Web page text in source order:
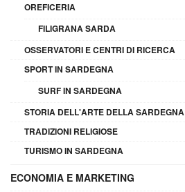
OREFICERIA
FILIGRANA SARDA
OSSERVATORI E CENTRI DI RICERCA
SPORT IN SARDEGNA
SURF IN SARDEGNA
STORIA DELL'ARTE DELLA SARDEGNA
TRADIZIONI RELIGIOSE
TURISMO IN SARDEGNA
ECONOMIA E MARKETING